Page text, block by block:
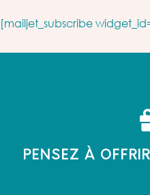
[mailjet_subscribe
PENSEZ À